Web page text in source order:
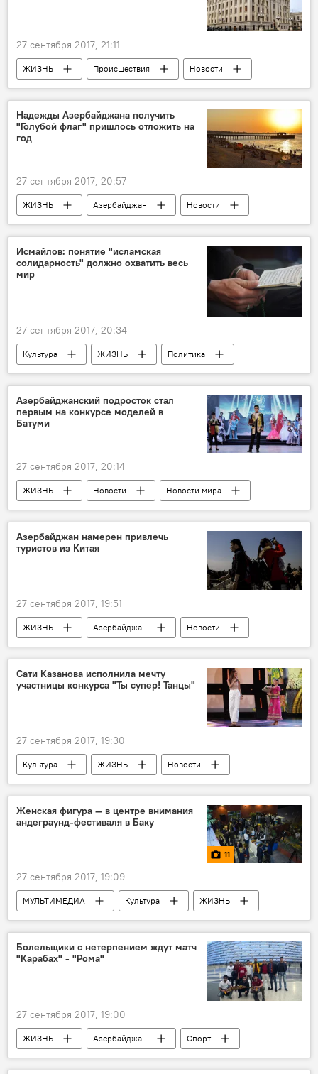
27 сентября 2017, 21:11
ЖИЗНЬ Происшествия Новости
Надежды Азербайджана получить
"Голубой флаг" пришлось отложить на
год
27 сентября 2017, 20:57
ЖИЗНЬ Азербайджан
Новости
Экономика
Баку
Абшерон
Абульфас Гараев
Министерство культуры и туризма АР
"Голубой флаг"
Исмайлов: понятие "исламская
солидарность" должно охватить весь
мир
27 сентября 2017, 20:34
Культура ЖИЗНЬ
Политика
Новости
Баку
Гюндуз Исмайлов
Салман Мусаев
Государственный комитет по работе с религиозными структурами АР
Азербайджан
Азербайджанский подросток стал
первым на конкурсе моделей в
Батуми
27 сентября 2017, 20:14
ЖИЗНЬ Новости
Новости мира
Грузия
Батуми
Рауль Аббасов
Top Teen & Child Model of the Planet-2017
Азербайджан
Азербайджан намерен привлечь
туристов из Китая
27 сентября 2017, 19:51
ЖИЗНЬ Азербайджан
Новости
Экономика
Туристический климат в Азербайджане
Сати Казанова исполнила мечту
участницы конкурса "Ты супер! Танцы"
27 сентября 2017, 19:30
Культура ЖИЗНЬ
Новости
Россия
"Ты супер! Танцы" на НТВ
Женская фигура — в центре внимания
андеграунд-фестиваля в Баку
11
27 сентября 2017, 19:09
МУЛЬТИМЕДИА Культура
ЖИЗНЬ
Азербайджан
Фото Новости
Болельщики с нетерпением ждут матч
"Карабах" - "Рома"
27 сентября 2017, 19:00
ЖИЗНЬ Азербайджан
Спорт
Новости
Баку